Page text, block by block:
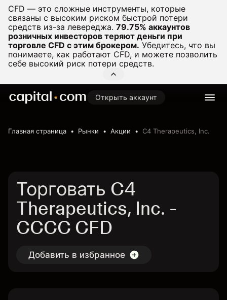
CFD — это сложные инструменты, которые
связаны с высоким риском быстрой потери
средств из-за левереджа. 79.75% аккаунтов
розничных инвесторов теряют деньги при
торговле CFD с этим брокером. Убедитесь, что вы
понимаете, как работают CFD, и можете позволить
себе высокий риск потери средств.
Открыть аккаунт
Главная страница Рынки Акции C4 Therapeutics, Inc.
Торговать C4
Therapeutics, Inc. -
CCCC CFD
Добавить в избранное